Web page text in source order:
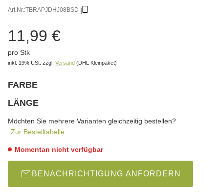
Art.Nr.:TBRAPJDHJ08BSD
11,99 €
pro Stk
inkl. 19% USt. zzgl. Versand (DHL Kleinpaket)
FARBE
LÄNGE
Möchten Sie mehrere Varianten gleichzeitig bestellen?
Zur Bestelltabelle
Momentan nicht verfügbar
BENACHRICHTIGUNG ANFORDERN